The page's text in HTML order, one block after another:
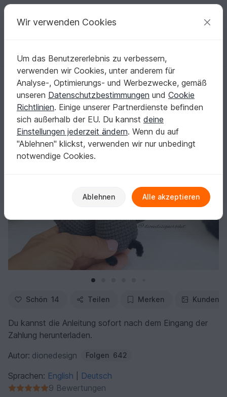
Deine kreativen Ideen
Deutsch | € (EUR) einloggen Kostenlos registrieren
Startseite Häkeln Amigurumi Tiere
Süße Fledermaus Echo - PDF Häkelanleitung / Amigurumi
Süße Fledermaus Echo - PDF Häkelanleitung /
Amigurumi
Schön 14 Teilen Merken
Du kannst die Anleitung sofort nach dem Eingang der
Zahlung herunterladen.
Autor: dionedesign Folgen 642
Sprachen: English
Deutsch
9 Bewertungen
Wir verwenden Cookies
Um das Benutzererlebnis zu verbessern,
verwenden wir Cookies, unter anderem für
Analyse-, Optimierungs- und Werbezwecke, gemäß
unseren Datenschutzbestimmungen und Cookie
Richtlinien. Einige unserer Partnerdienste befinden
sich außerhalb der EU. Du kannst deine
Einstellungen jederzeit ändern. Wenn du auf
"Ablehnen" klickst, verwenden wir nur unbedingt
notwendige Cookies.
Ablehnen Alle akzeptieren